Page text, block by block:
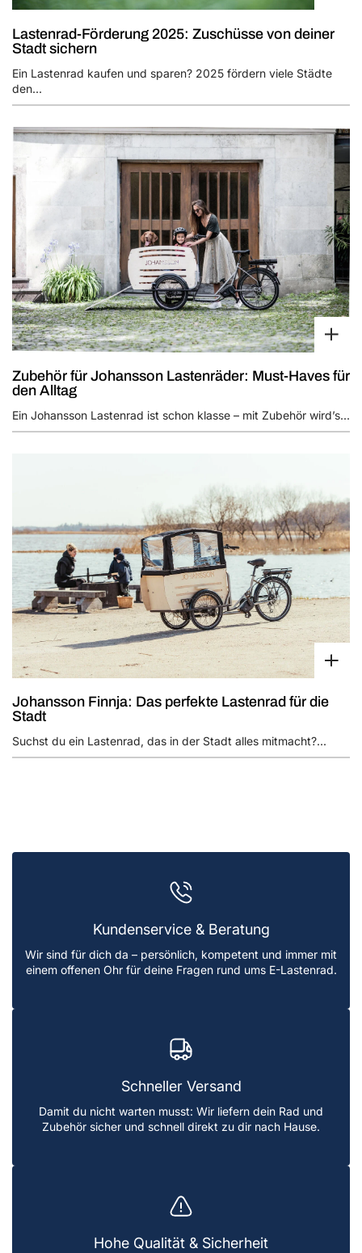
Lastenrad-Förderung 2025: Zuschüsse von deiner
Stadt sichern
Ein Lastenrad kaufen und sparen? 2025 fördern viele Städte
den...
Zubehör für Johansson Lastenräder: Must-Haves für
den Alltag
Ein Johansson Lastenrad ist schon klasse – mit Zubehör wird’s...
Johansson Finnja: Das perfekte Lastenrad für die
Stadt
Suchst du ein Lastenrad, das in der Stadt alles mitmacht?...
Kundenservice & Beratung
Wir sind für dich da – persönlich, kompetent und immer mit
einem offenen Ohr für deine Fragen rund ums E-Lastenrad.
Schneller Versand
Damit du nicht warten musst: Wir liefern dein Rad und
Zubehör sicher und schnell direkt zu dir nach Hause.
Hohe Qualität & Sicherheit